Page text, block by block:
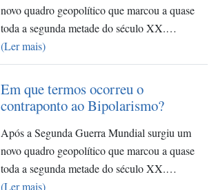
novo quadro geopolítico que marcou a quase
toda a segunda metade do século XX.…
(Ler mais)
Em que termos ocorreu o
contraponto ao Bipolarismo?
Após a Segunda Guerra Mundial surgiu um
novo quadro geopolítico que marcou a quase
toda a segunda metade do século XX.…
(Ler mais)